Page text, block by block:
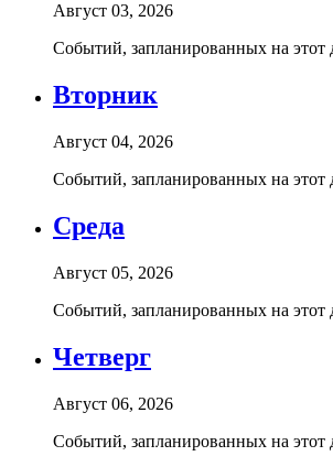
Август 03, 2026
Событий, запланированных на этот
Вторник
Август 04, 2026
Событий, запланированных на этот
Среда
Август 05, 2026
Событий, запланированных на этот
Четверг
Август 06, 2026
Событий, запланированных на этот